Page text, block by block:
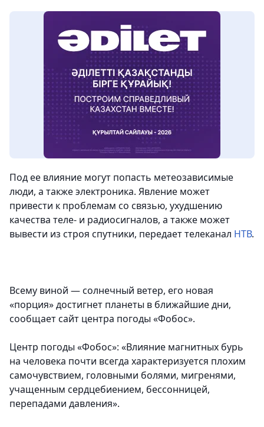
Под ее влияние могут попасть метеозависимые
люди, а также электроника. Явление может
привести к проблемам со связью, ухудшению
качества теле- и радиосигналов, а также может
вывести из строя спутники, передает телеканал НТВ.
Всему виной — солнечный ветер, его новая
«порция» достигнет планеты в ближайшие дни,
сообщает сайт центра погоды «Фобос».
Центр погоды «Фобос»: «Влияние магнитных бурь
на человека почти всегда характеризуется плохим
самочувствием, головными болями, мигренями,
учащенным сердцебиением, бессонницей,
перепадами давления».